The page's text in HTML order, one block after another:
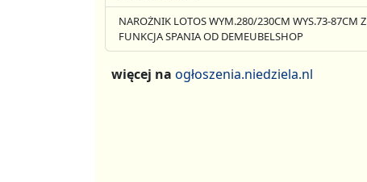
NAROŻNIK LOTOS WYM.280/230CM WYS.73-87CM Z
FUNKCJA SPANIA OD DEMEUBELSHOP
więcej na ogłoszenia.niedziela.nl